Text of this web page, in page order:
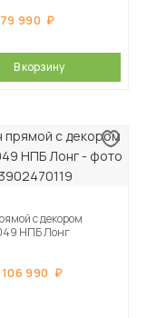
79 990
В корзину
с декором
НПБ Лонг
106 990